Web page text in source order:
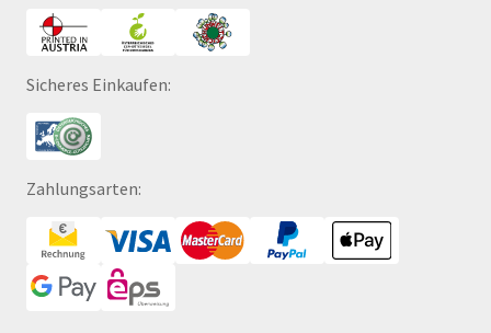
Sicheres Einkaufen:
Zahlungsarten: